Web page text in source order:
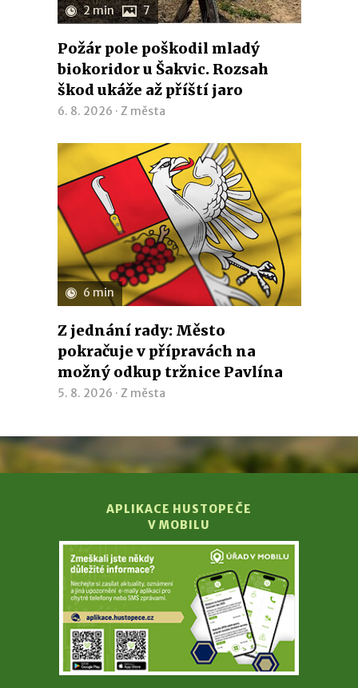
2 min 7
Požár pole poškodil mladý
biokoridor u Šakvic. Rozsah
škod ukáže až příští jaro
6. 8. 2026 · Z města
6 min
Z jednání rady: Město
pokračuje v přípravách na
možný odkup tržnice Pavlína
5. 8. 2026 · Z města
APLIKACE HUSTOPEČE
V MOBILU